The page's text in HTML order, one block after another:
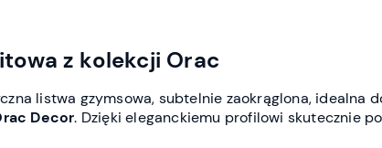
z kolekcji Orac
listwa gzymsowa, subtelnie zaokrąglona, idealna
Decor. Dzięki eleganckiemu profilowi skutecznie